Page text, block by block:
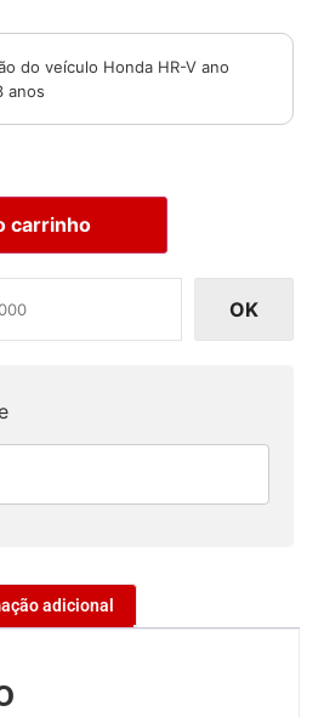
do veículo Honda HR-V ano
anos
carrinho
OK
adicional